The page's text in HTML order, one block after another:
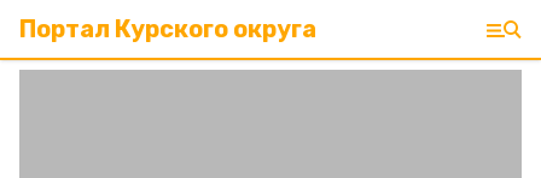
Портал Курского округа